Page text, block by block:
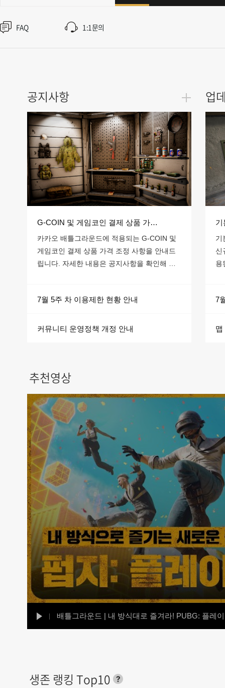
FAQ 1:1문의
공지사항
G-COIN 및 게임코인 결제 상품 가격 조정 안내
카카오 배틀그라운드에 적용되는 G-COIN 및
게임코인 결제 상품 가격 조정 사항을 안내드
립니다. 자세한 내용은 공지사항을 확인해 주
7월 5주 차 이용제한 현황 안내
커뮤니티 운영정책 개정 안내
업
기
신
용
맵
추천영상
주키니TV | 배
배틀그라운드 | 내 방식대로 즐겨라! PUBG: 플레
생존 랭킹 Top10